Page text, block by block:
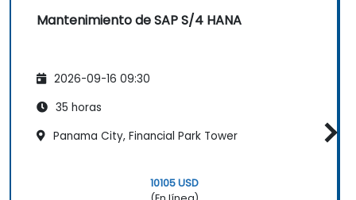
Mantenimiento de SAP S/4 HANA
2026-09-16 09:30
35 horas
Panama City, Financial Park Tower
10105 USD